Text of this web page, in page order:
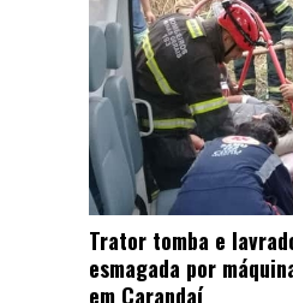
Trator tomba e
esmagada por
em Carandaí